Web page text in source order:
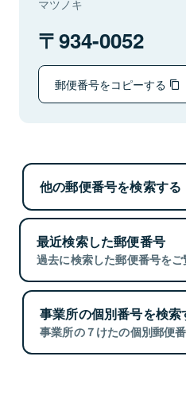
マツノキ
934-0052
郵便番号をコピーする
他の郵便番号を検索する
最近検索した郵便番号
過去に検索した郵便番号をご
事業所の個別番号を検索
事業所の７けたの個別郵便